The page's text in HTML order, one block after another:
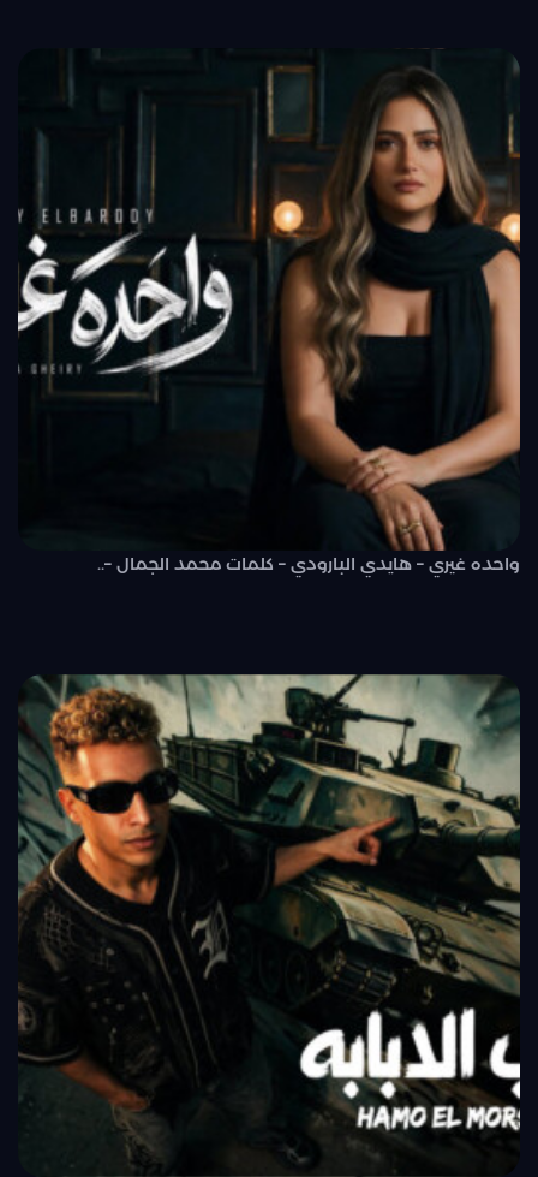
واحده غيري – هايدي البارودي – كلمات محمد الجمال –..